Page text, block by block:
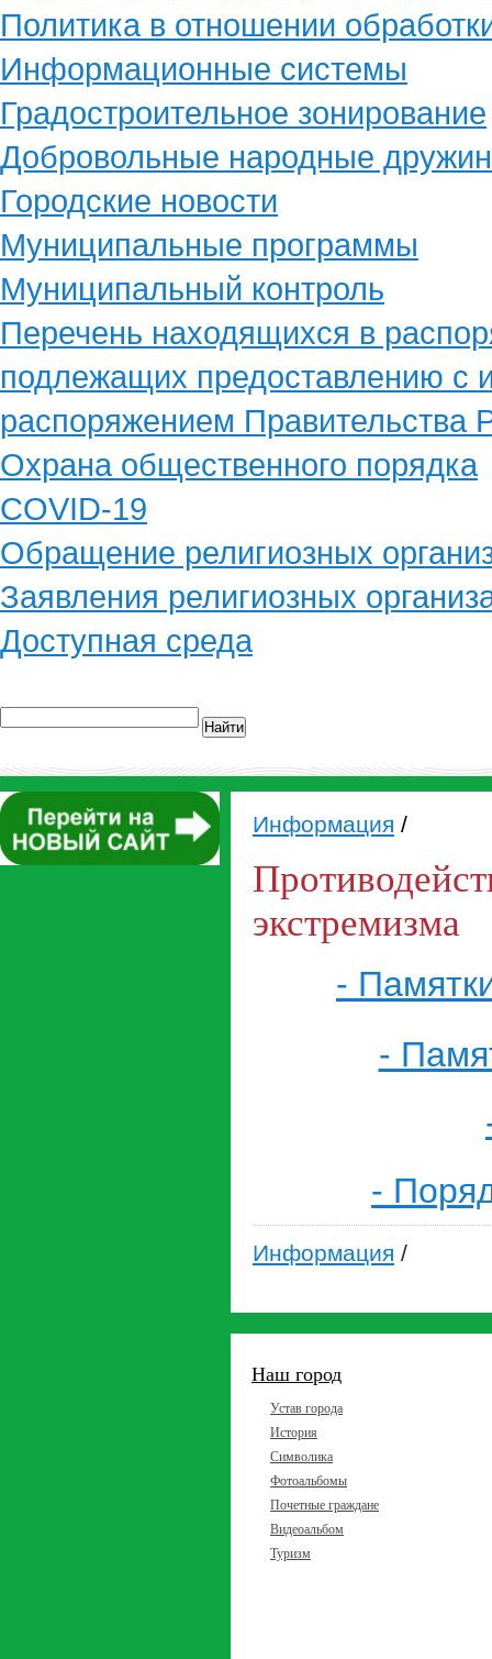
Политика в отношении
Информационные системы
Градостроительное зонирование
Добровольные народные
Городские новости
Муниципальные программы
Муниципальный контроль
Перечень находящихся в
подлежащих предоставлению с
распоряжением
Охрана общественного порядка
COVID-19
Обращение религиозных
Заявления религиозных
Доступная среда
Найти
Информация /
экстремизма
-
-
-
Информация /
Наш город
Устав города
История
Символика
Фотоальбомы
Почетные граждане
Видеоальбом
Туризм